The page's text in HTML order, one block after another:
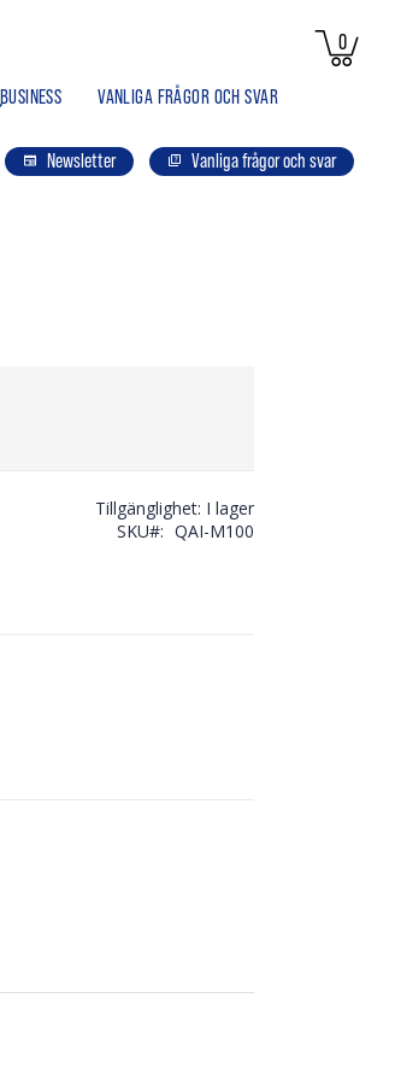
0artiklar
VANLIGA FRÅGOR OCH SVAR
Newsletter Vanliga frågor och svar
Tillgänglighet: I lager
SKU
QAI-M100